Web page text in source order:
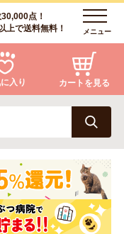
点！
上で送料無料！
メニュー
クア・爬虫類・昆虫
入り カートを見る